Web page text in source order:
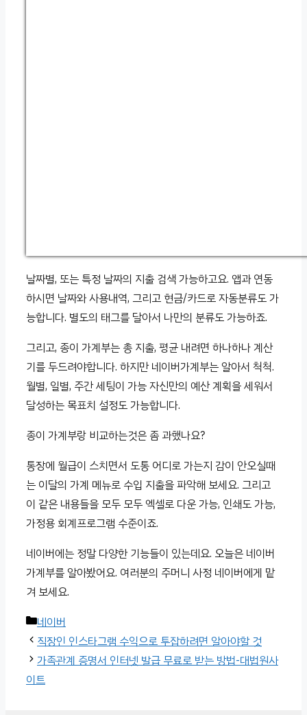
날짜별, 또는 특정 날짜의 지출 검색 가능하고요. 앱과 연동
하시면 날짜와 사용내역, 그리고 현금/카드로 자동분류도 가
능합니다. 별도의 태그를 달아서 나만의 분류도 가능하죠.
그리고, 종이 가계부는 총 지출, 평균 내려면 하나하나 계산
기를 두드려야합니다. 하지만 네이버가계부는 알아서 척척.
월별, 일별, 주간 세팅이 가능 자신만의 예산 계획을 세워서
달성하는 목표치 설정도 가능합니다.
종이 가계부랑 비교하는것은 좀 과했나요?
통장에 월급이 스치면서 도통 어디로 가는지 감이 안오실때
는 이달의 가계 메뉴로 수입 지출을 파악해 보세요. 그리고
이 같은 내용들을 모두 모두 엑셀로 다운 가능, 인쇄도 가능,
가정용 회계프로그램 수준이죠.
네이버에는 정말 다양한 기능들이 있는데요. 오늘은 네이버
가계부를 알아봤어요. 여러분의 주머니 사정 네이버에게 맡
겨 보세요.
카
테
고
리
네이버
직장인 인스타그램 수익으로 투잡하려면 알아야할 것
가족관계 증명서 인터넷 발급 무료로 받는 방법-대법원사
이트